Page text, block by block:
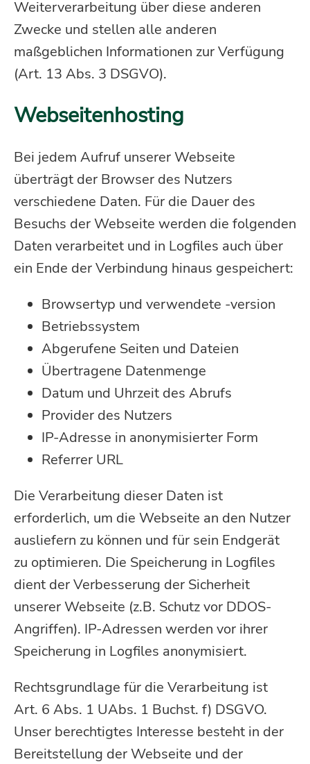
Weiterverarbeitung über diese anderen
Zwecke und stellen alle anderen
maßgeblichen Informationen zur Verfügung
(Art. 13 Abs. 3 DSGVO).
Webseitenhosting
Bei jedem Aufruf unserer Webseite
überträgt der Browser des Nutzers
verschiedene Daten. Für die Dauer des
Besuchs der Webseite werden die folgenden
Daten verarbeitet und in Logfiles auch über
ein Ende der Verbindung hinaus gespeichert:
Browsertyp und verwendete -version
Betriebssystem
Abgerufene Seiten und Dateien
Übertragene Datenmenge
Datum und Uhrzeit des Abrufs
Provider des Nutzers
IP-Adresse in anonymisierter Form
Referrer URL
Die Verarbeitung dieser Daten ist
erforderlich, um die Webseite an den Nutzer
ausliefern zu können und für sein Endgerät
zu optimieren. Die Speicherung in Logfiles
dient der Verbesserung der Sicherheit
unserer Webseite (z.B. Schutz vor DDOS-
Angriffen). IP-Adressen werden vor ihrer
Speicherung in Logfiles anonymisiert.
Rechtsgrundlage für die Verarbeitung ist
Art. 6 Abs. 1 UAbs. 1 Buchst. f) DSGVO.
Unser berechtigtes Interesse besteht in der
Bereitstellung der Webseite und der